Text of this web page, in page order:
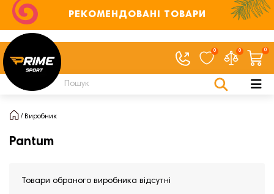
РЕКОМЕНДОВАНІ ТОВАРИ
0 0 0
Виробник
Pantum
Товари обраного виробника відсутні